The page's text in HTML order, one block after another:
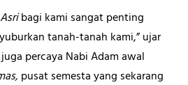
bagi kami sangat penting
tanah-tanah kami,” ujar
percaya Nabi Adam awal
pusat semesta yang sekarang